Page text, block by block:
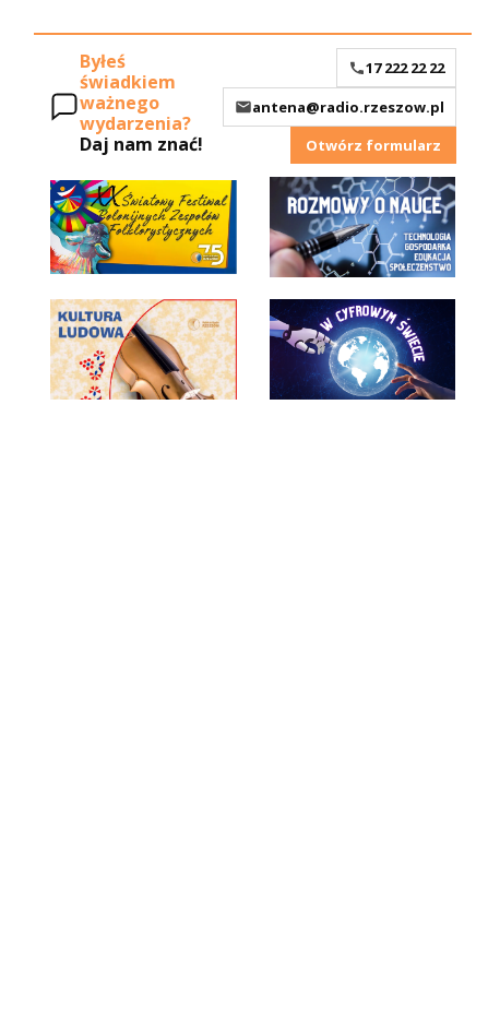
Byłeś
świadkiem
ważnego
wydarzenia?
Daj nam znać!
17 222 22 22
antena@radio.rzeszow.pl
Otwórz formularz